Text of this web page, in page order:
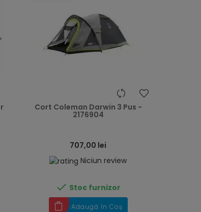
heart
Cort Coleman Darwin 3 Pus -
2176904
707,00 lei
Niciun review
 Stoc furnizor
Adaugă în Coș